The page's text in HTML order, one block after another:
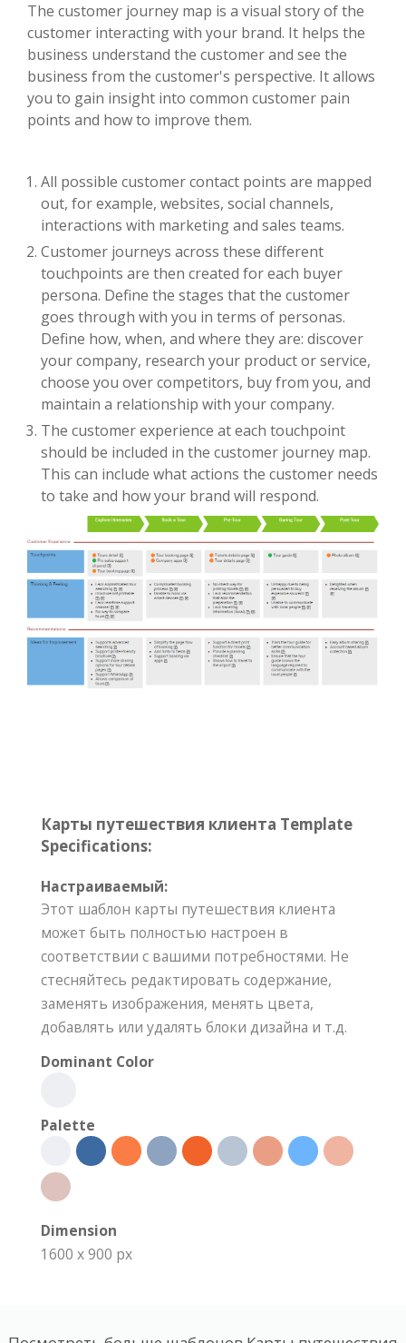
The customer journey map is a visual story of the
customer interacting with your brand. It helps the
business understand the customer and see the
business from the customer's perspective. It allows
you to gain insight into common customer pain
points and how to improve them.
All possible customer contact points are mapped
out, for example, websites, social channels,
interactions with marketing and sales teams.
Customer journeys across these different
touchpoints are then created for each buyer
persona. Define the stages that the customer
goes through with you in terms of personas.
Define how, when, and where they are: discover
your company, research your product or service,
choose you over competitors, buy from you, and
maintain a relationship with your company.
The customer experience at each touchpoint
should be included in the customer journey map.
This can include what actions the customer needs
to take and how your brand will respond.
Карты путешествия клиента Template
Specifications:
Настраиваемый:
Этот шаблон карты путешествия клиента
может быть полностью настроен в
соответствии с вашими потребностями. Не
стесняйтесь редактировать содержание,
заменять изображения, менять цвета,
добавлять или удалять блоки дизайна и т.д.
Dominant Color
Palette
Dimension
1600 x 900 px